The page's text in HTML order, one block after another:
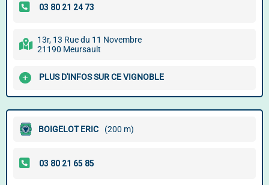
13r, 13 Rue du 11 Novembre
21190 Meursault
PLUS D'INFOS SUR CE VIGNOBLE
BOIGELOT ERIC (200 m)